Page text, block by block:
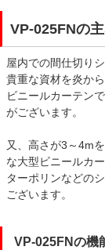
VP-025FNの
屋内での間仕切り
貴重な資材を炎か
ビニールカーテン
がございます。
又、高さが3～4m
な大型ビニールカ
ターポリンなどの
ございます。
VP-025FNの機